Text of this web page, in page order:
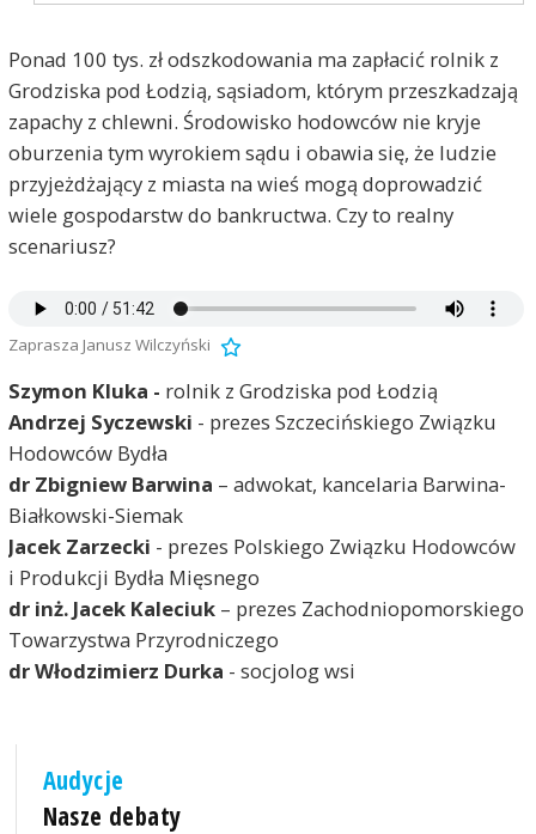
Ponad 100 tys. zł odszkodowania ma zapłacić rolnik z
Grodziska pod Łodzią, sąsiadom, którym przeszkadzają
zapachy z chlewni. Środowisko hodowców nie kryje
oburzenia tym wyrokiem sądu i obawia się, że ludzie
przyjeżdżający z miasta na wieś mogą doprowadzić
wiele gospodarstw do bankructwa. Czy to realny
scenariusz?
Zaprasza Janusz Wilczyński
Szymon Kluka - rolnik z Grodziska pod Łodzią
Andrzej Syczewski - prezes Szczecińskiego Związku
Hodowców Bydła
dr Zbigniew Barwina – adwokat, kancelaria Barwina-
Białkowski-Siemak
Jacek Zarzecki - prezes Polskiego Związku Hodowców
i Produkcji Bydła Mięsnego
dr inż. Jacek Kaleciuk– prezes Zachodniopomorskiego
Towarzystwa Przyrodniczego
dr Włodzimierz Durka - socjolog wsi
Audycje
Nasze debaty